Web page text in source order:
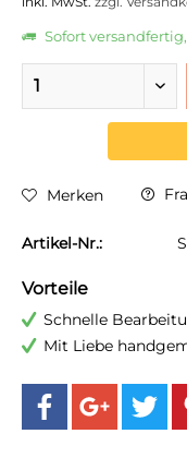
Sofort
Merken
Artikel-Nr.:
Vorteile
Schnelle
Mit Liebe